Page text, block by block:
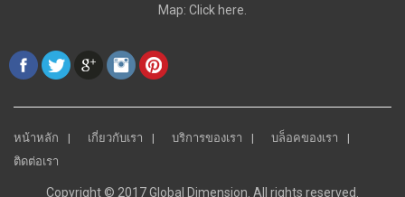
Map: Click here.
หน้าหลัก เกี่ยวกับเรา บริการของเรา
บล็อคของเรา
ติดต่อเรา
Copyright © 2017 Global Dimension. All rights reserved.